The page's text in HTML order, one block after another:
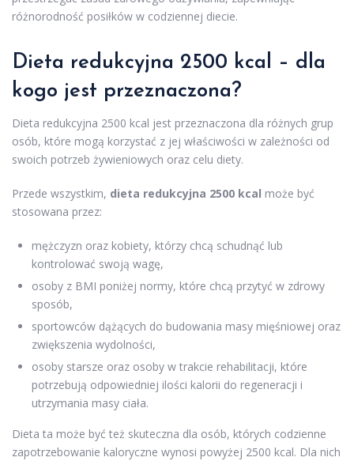
różnorodność posiłków w codziennej diecie.
Dieta redukcyjna 2500 kcal – dla
kogo jest przeznaczona?
Dieta redukcyjna 2500 kcal jest przeznaczona dla różnych grup
osób, które mogą korzystać z jej właściwości w zależności od
swoich potrzeb żywieniowych oraz celu diety.
Przede wszystkim, dieta redukcyjna 2500 kcal może być
stosowana przez:
mężczyzn oraz kobiety, którzy chcą schudnąć lub
kontrolować swoją wagę,
osoby z BMI poniżej normy, które chcą przytyć w zdrowy
sposób,
sportowców dążących do budowania masy mięśniowej oraz
zwiększenia wydolności,
osoby starsze oraz osoby w trakcie rehabilitacji, które
potrzebują odpowiedniej ilości kalorii do regeneracji i
utrzymania masy ciała.
Dieta ta może być też skuteczna dla osób, których codzienne
zapotrzebowanie kaloryczne wynosi powyżej 2500 kcal. Dla nich